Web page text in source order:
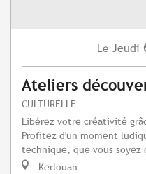
Le Jeudi
Ateliers
CULTURELLE
Libérez votre créativité
Profitez d'un moment
technique, que vous
Kerlouan